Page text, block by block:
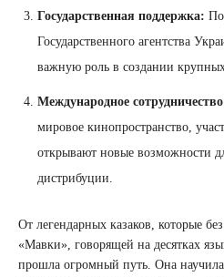
Государственная поддержка:
Государственного агентства
важную роль в создании
Международное
мировое кинопространство,
открывают новые возможности
дистрибуции.
От легендарных казаков, которые
«Мавки», говорящей на десятках
прошла огромный путь. Она